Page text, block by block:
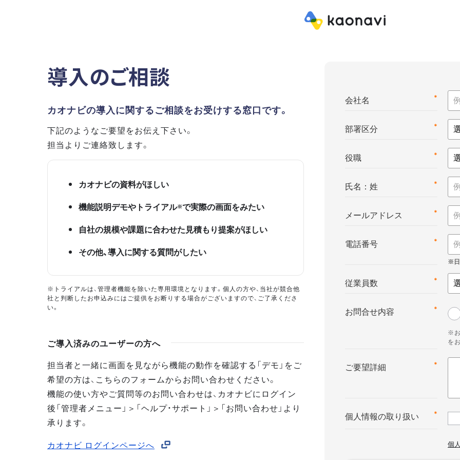
導入のご相談
カオナビの導入に関するご相談をお受けする窓口です。
下記のようなご要望をお伝え下さい。
担当よりご連絡致します。
カオナビの資料がほしい
機能説明デモやトライアル※で実際の画面をみたい
自社の規模や課題に合わせた見積もり提案がほしい
その他、導入に関する質問がしたい
※トライアルは、管理者機能を除いた専用環境となります。個人の方や、当社が競合他
社と判断したお申込みにはご提供をお断りする場合がございますので、ご了承くださ
い。
ご導入済みのユーザーの方へ
担当者と一緒に画面を見ながら機能の動作を確認する「デモ」をご
希望の方は、こちらのフォームからお問い合わせください。
機能の使い方やご質問等のお問い合わせは、カオナビにログイン
後「管理者メニュー」＞「ヘルプ・サポート」＞「お問い合わせ」より
承ります。
カオナビ ログインページへ
*
会社名
*
部署区分
*
役職
*
氏名：姓
*
メールアドレス
*
電話番号
*
従業員数
*
お問合せ内容
※お
を
*
ご要望詳細
*
個人情報の取り扱い
個